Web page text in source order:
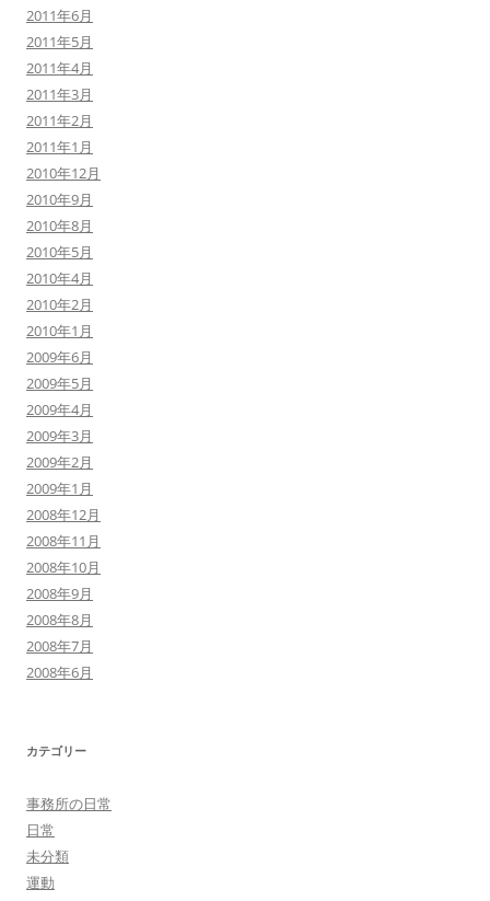
2011年6月
2011年5月
2011年4月
2011年3月
2011年2月
2011年1月
2010年12月
2010年9月
2010年8月
2010年5月
2010年4月
2010年2月
2010年1月
2009年6月
2009年5月
2009年4月
2009年3月
2009年2月
2009年1月
2008年12月
2008年11月
2008年10月
2008年9月
2008年8月
2008年7月
2008年6月
カテゴリー
事務所の日常
日常
未分類
運動